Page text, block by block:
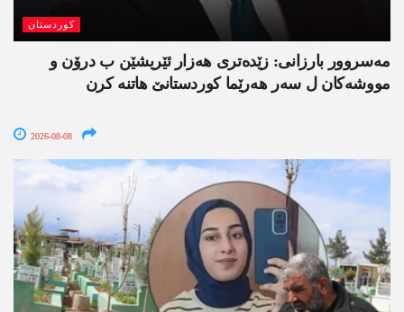
کوردستان
مەسروور بارزانی: زێدەتری ھەزار ئێریشێن ب درۆن و
مووشەکان ل سەر ھەرێما کوردستانێ ھاتنە کرن
2026-08-08